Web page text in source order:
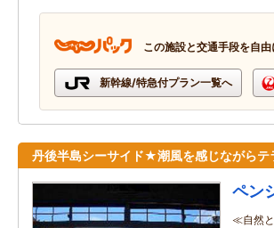
この施設と交通手段を自
新幹線/特急付プラン一覧へ
丹後半島シーサイド★潮風を感じながら
ペン
≪自然